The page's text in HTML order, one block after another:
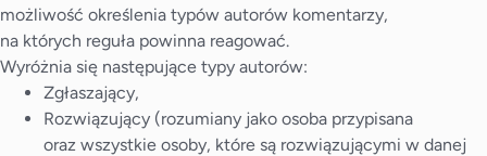
możliwość określenia typów autorów komentarzy,
na których reguła powinna reagować.
Wyróżnia się następujące typy autorów:
Zgłaszający,
Rozwiązujący (rozumiany jako osoba przypisana
oraz wszystkie osoby, które są rozwiązującymi w danej